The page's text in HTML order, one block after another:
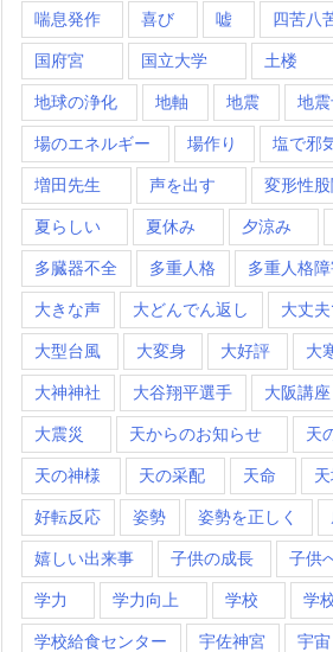
喘息発作 喜び 嘘 四苦八
国府宮 国立大学 土楼
地球の浄化 地軸 地震 地
場のエネルギー 場作り 塩で邪
増田先生 声を出す 変形性
夏らしい 夏休み 夕涼み
多臓器不全 多重人格 多重人格
大きな声 大どんでん返し 大丈
大型台風 大変身 大好評 大
大神神社 大谷翔平選手 大阪講座
大震災 天からのお知らせ 天
天の神様 天の采配 天命
好転反応 姿勢 姿勢を正しく
嬉しい出来事 子供の成長 子供
学力 学力向上 学校 学
学校給食センター 宇佐神宮 宇宙